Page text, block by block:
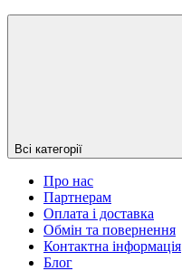
Всі категорії
Про нас
Партнерам
Оплата і доставка
Обмін та повернення
Контактна інформація
Блог